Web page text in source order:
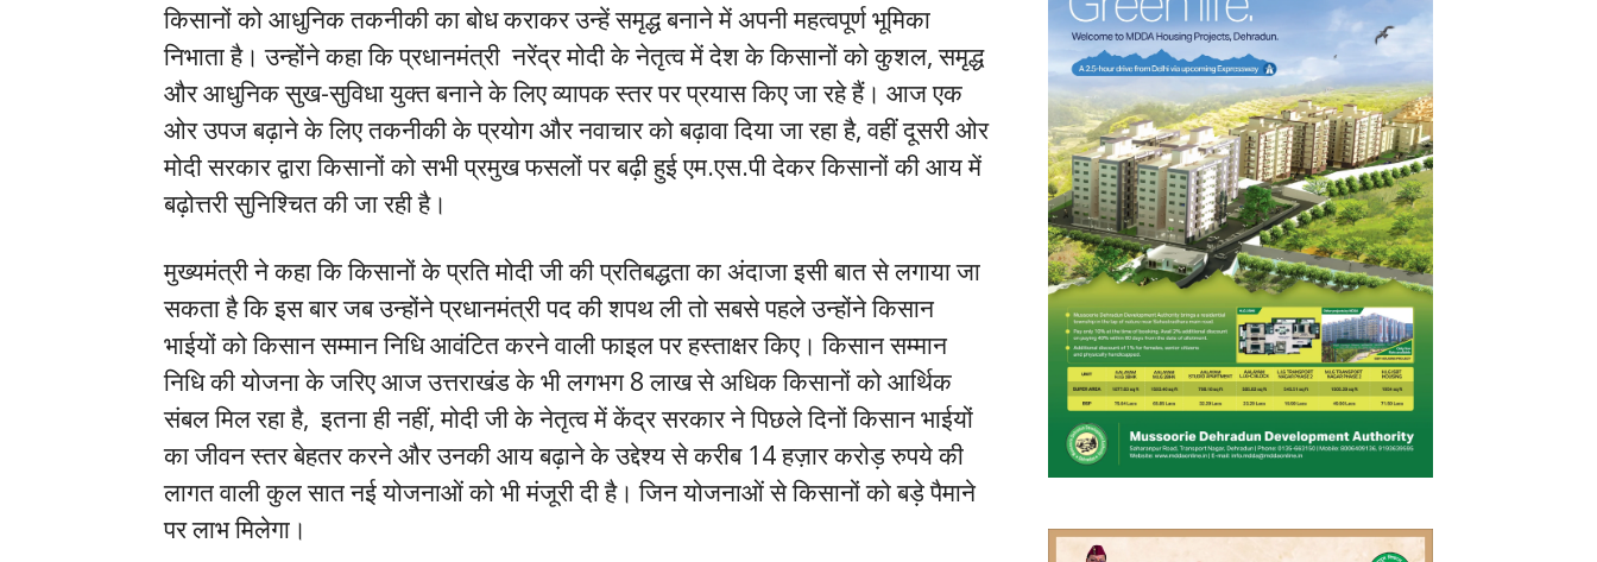
किसानों को आधुनिक तकनीकी का बोध कराकर उन्हें समृद्ध बनाने में अपनी महत्वपूर्ण भूमिका
निभाता है। उन्होंने कहा कि प्रधानमंत्री नरेंद्र मोदी के नेतृत्व में देश के किसानों को कुशल, समृद्ध
और आधुनिक सुख-सुविधा युक्त बनाने के लिए व्यापक स्तर पर प्रयास किए जा रहे हैं। आज एक
ओर उपज बढ़ाने के लिए तकनीकी के प्रयोग और नवाचार को बढ़ावा दिया जा रहा है, वहीं दूसरी ओर
मोदी सरकार द्वारा किसानों को सभी प्रमुख फसलों पर बढ़ी हुई एम.एस.पी देकर किसानों की आय में
बढ़ोत्तरी सुनिश्चित की जा रही है।
मुख्यमंत्री ने कहा कि किसानों के प्रति मोदी जी की प्रतिबद्धता का अंदाजा इसी बात से लगाया जा
सकता है कि इस बार जब उन्होंने प्रधानमंत्री पद की शपथ ली तो सबसे पहले उन्होंने किसान
भाईयों को किसान सम्मान निधि आवंटित करने वाली फाइल पर हस्ताक्षर किए। किसान सम्मान
निधि की योजना के जरिए आज उत्तराखंड के भी लगभग 8 लाख से अधिक किसानों को आर्थिक
संबल मिल रहा है, इतना ही नहीं, मोदी जी के नेतृत्व में केंद्र सरकार ने पिछले दिनों किसान भाईयों
का जीवन स्तर बेहतर करने और उनकी आय बढ़ाने के उद्देश्य से करीब 14 हज़ार करोड़ रुपये की
लागत वाली कुल सात नई योजनाओं को भी मंजूरी दी है। जिन योजनाओं से किसानों को बड़े पैमाने
पर लाभ मिलेगा।